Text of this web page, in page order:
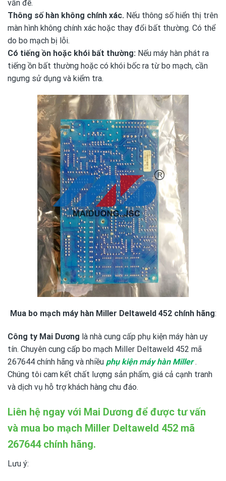
vấn đề.
Thông số hàn không chính xác. Nếu thông số hiển thị trên
màn hình không chính xác hoặc thay đổi bất thường. Có thể
do bo mạch bị lỗi.
Có tiếng ồn hoặc khói bất thường: Nếu máy hàn phát ra
tiếng ồn bất thường hoặc có khói bốc ra từ bo mạch, cần
ngưng sử dụng và kiểm tra.
Mua bo mạch máy hàn Miller Deltaweld 452 chính hãng:
Công ty Mai Dương là nhà cung cấp phụ kiện máy hàn uy
tín. Chuyên cung cấp bo mạch Miller Deltaweld 452 mã
267644 chính hãng và nhiều phụ kiện máy hàn Miller.
Chúng tôi cam kết chất lượng sản phẩm, giá cả cạnh tranh
và dịch vụ hỗ trợ khách hàng chu đáo.
Liên hệ ngay với Mai Dương để được tư vấn
và mua bo mạch Miller Deltaweld 452 mã
267644 chính hãng.
Lưu ý: